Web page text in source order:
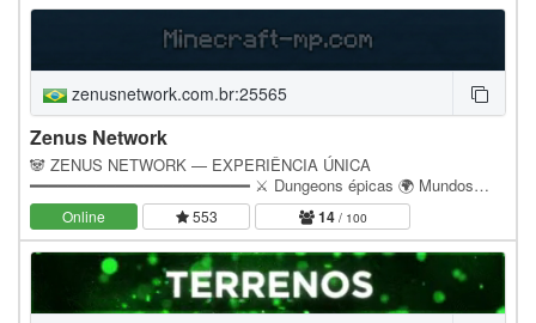
zenusnetwork.com.br:25565
Zenus Network
🐼 ZENUS NETWORK — EXPERIÊNCIA ÚNICA
━━━━━━━━━━━━━━━━━━━━━━━ ⚔️ Dungeons épicas 🌍 Mundos
customizados 🐾 Pets & visuais únicos ⚔️ Clans & guerras intensas
🏡 Terrenos &…
Online 553 14/ 100